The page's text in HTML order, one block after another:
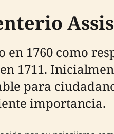
en 1760 como
1711.
para
importancia.